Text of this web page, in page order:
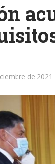
de 2021